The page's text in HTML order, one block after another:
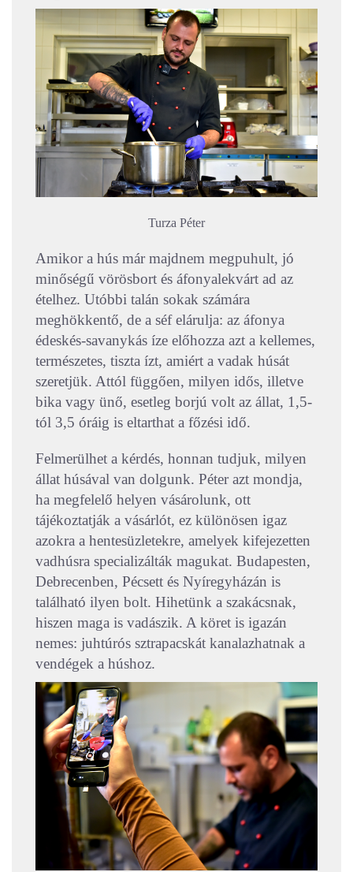
Turza Péter
Amikor a hús már majdnem megpuhult, jó
minőségű vörösbort és áfonyalekvárt ad az
ételhez. Utóbbi talán sokak számára
meghökkentő, de a séf elárulja: az áfonya
édeskés-savanykás íze előhozza azt a kellemes,
természetes, tiszta ízt, amiért a vadak húsát
szeretjük. Attól függően, milyen idős, illetve
bika vagy ünő, esetleg borjú volt az állat, 1,5-
tól 3,5 óráig is eltarthat a főzési idő.
Felmerülhet a kérdés, honnan tudjuk, milyen
állat húsával van dolgunk. Péter azt mondja,
ha megfelelő helyen vásárolunk, ott
tájékoztatják a vásárlót, ez különösen igaz
azokra a hentesüzletekre, amelyek kifejezetten
vadhúsra specializálták magukat. Budapesten,
Debrecenben, Pécsett és Nyíregyházán is
található ilyen bolt. Hihetünk a szakácsnak,
hiszen maga is vadászik. A köret is igazán
nemes: juhtúrós sztrapacskát kanalazhatnak a
vendégek a húshoz.